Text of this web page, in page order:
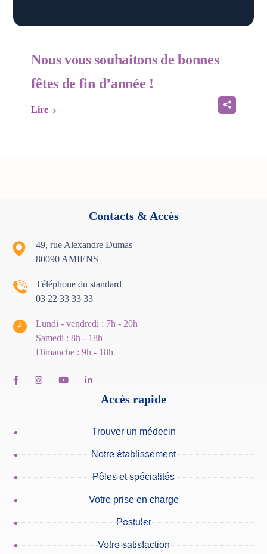
Nous vous souhaitons de bonnes
fêtes de fin d’année !
Lire
Contacts & Accès
49, rue Alexandre Dumas
80090 AMIENS
Téléphone du standard
03 22 33 33 33
Lundi - vendredi : 7h - 20h
Samedi : 8h - 18h
Dimanche : 9h - 18h
Accès rapide
Trouver un médecin
Notre établissement
Pôles et spécialités
Votre prise en charge
Postuler
Votre satisfaction